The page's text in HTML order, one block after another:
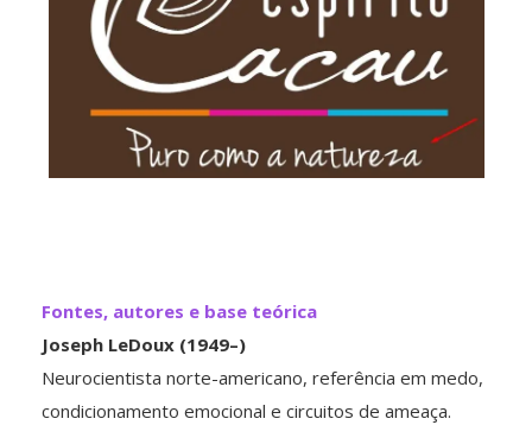
Fontes, autores e base teórica
Joseph LeDoux (1949–)
Neurocientista norte-americano, referência em medo,
condicionamento emocional e circuitos de ameaça.